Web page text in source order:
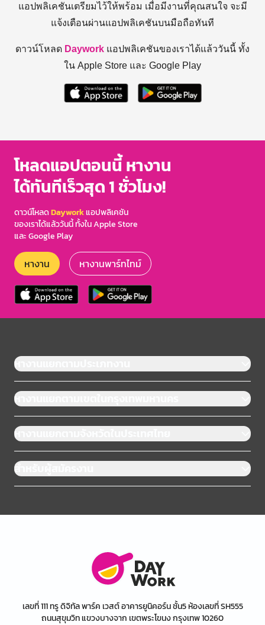
แอปพลิเคชันเตรียมไว้ให้พร้อม เมื่อมีงานที่คุณสนใจ จะมี
แจ้งเตือนผ่านแอปพลิเคชันบนมือถือทันที
ดาวน์โหลด Daywork แอปพลิเคชันของเราได้แล้ววันนี้ ทั้ง
ใน Apple Store และ Google Play
โหลดแอปตอนนี้ หางาน
ได้ทันทีเร็วสุด 1 ชั่วโมง!
ดาวน์โหลดDayworkแอปพลิเคชัน
ของเราได้แล้ววันนี้ ทั้งใน Apple Store
และ Google Play
หางาน หางานพาร์ทไทม์
หางานแยกตามประเภทงาน
หางานแยกตามเขตในกรุงเทพมหานคร
หางานแยกตามจังหวัดในประเทศไทย
สำหรับผู้สมัครงาน
เลขที่ 111 ทรู ดิจิทัล พาร์ค เวสต์ อาคารยูนิคอร์น ชั้น5 ห้องเลขที่ SH555
ถนนสุขุมวิท แขวงบางจาก เขตพระโขนง กรุงเทพ 10260